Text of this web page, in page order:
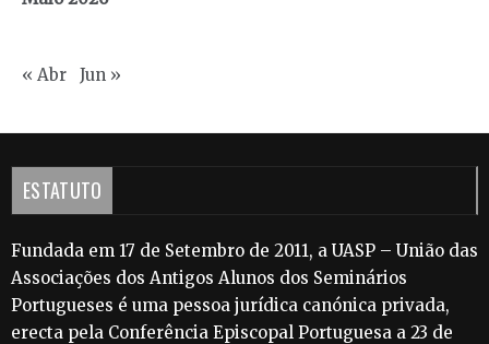
« Abr Jun »
ESTATUTO
Fundada em 17 de Setembro de 2011, a UASP – União das
Associações dos Antigos Alunos dos Seminários
Portugueses é uma pessoa jurídica canónica privada,
erecta pela Conferência Episcopal Portuguesa a 23 de